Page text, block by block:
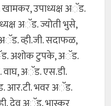
उपाध्यक्ष अॅड.
अॅड. ज्योती भुसे,
व्ही.जी. सदाफळ,
अशोक टुपके, अॅड.
अॅड. एस.डी.
आर.टी. भवर अॅड.